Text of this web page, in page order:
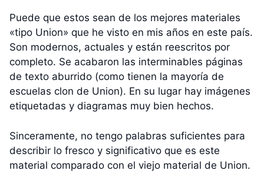
Puede que estos sean de los mejores materiales
«tipo Union» que he visto en mis años en este país.
Son modernos, actuales y están reescritos por
completo. Se acabaron las interminables páginas
de texto aburrido (como tienen la mayoría de
escuelas clon de Union). En su lugar hay imágenes
etiquetadas y diagramas muy bien hechos.
Sinceramente, no tengo palabras suficientes para
describir lo fresco y significativo que es este
material comparado con el viejo material de Union.